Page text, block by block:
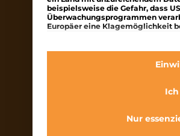
beispielsweise die Gefahr, dass
Überwachungsprogrammen
Europäer eine Klagemöglichkeit
Essenzielle Services
das ordnungsgemäße
Statistik-Cookies sammeln
Nur